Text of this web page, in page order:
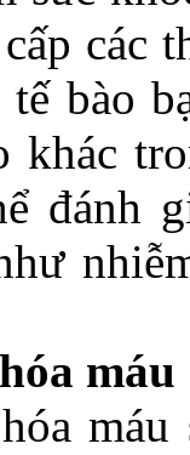
các
bào
khác
đánh
máu